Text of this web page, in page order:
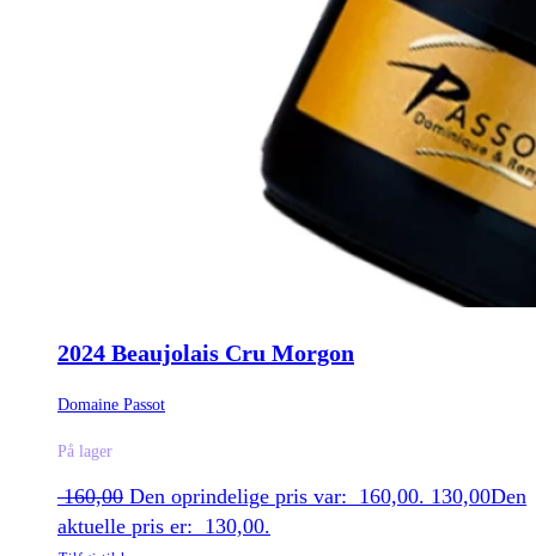
2024 Beaujolais Cru Morgon
Domaine Passot
På lager
160,00 Den oprindelige pris var: 160,00. 130,00Den
aktuelle pris er: 130,00.